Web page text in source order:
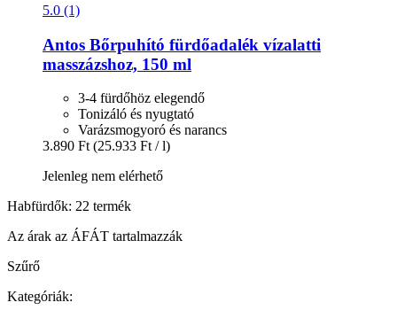
5.0 (1)
Antos Bőrpuhító fürdőadalék vízalatti
masszázshoz, 150 ml
3-4 fürdőhöz elegendő
Tonizáló és nyugtató
Varázsmogyoró és narancs
3.890 Ft (25.933 Ft / l)
Jelenleg nem elérhető
Habfürdők: 22 termék
Az árak az ÁFÁT tartalmazzák
Szűrő
Kategóriák: